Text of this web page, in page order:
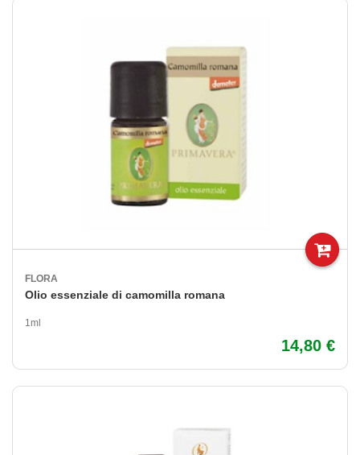
FLORA
Olio essenziale di camomilla romana
1ml
14,80 €